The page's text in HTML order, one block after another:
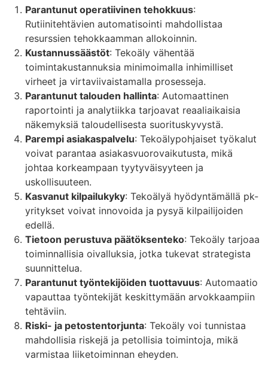
Parantunut operatiivinen tehokkuus:
Rutiinitehtävien automatisointi mahdollistaa
resurssien tehokkaamman allokoinnin.
Kustannussäästöt: Tekoäly vähentää
toimintakustannuksia minimoimalla inhimilliset
virheet ja virtaviivaistamalla prosesseja.
Parantunut talouden hallinta: Automaattinen
raportointi ja analytiikka tarjoavat reaaliaikaisia
näkemyksiä taloudellisesta suorituskyvystä.
Parempi asiakaspalvelu: Tekoälypohjaiset työkalut
voivat parantaa asiakasvuorovaikutusta, mikä
johtaa korkeampaan tyytyväisyyteen ja
uskollisuuteen.
Kasvanut kilpailukyky: Tekoälyä hyödyntämällä pk-
yritykset voivat innovoida ja pysyä kilpailijoiden
edellä.
Tietoon perustuva päätöksenteko: Tekoäly tarjoaa
toiminnallisia oivalluksia, jotka tukevat strategista
suunnittelua.
Parantunut työntekijöiden tuottavuus: Automaatio
vapauttaa työntekijät keskittymään arvokkaampiin
tehtäviin.
Riski- ja petostentorjunta: Tekoäly voi tunnistaa
mahdollisia riskejä ja petollisia toimintoja, mikä
varmistaa liiketoiminnan eheyden.